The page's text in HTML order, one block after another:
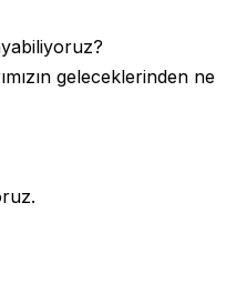
geleceklerinden ne